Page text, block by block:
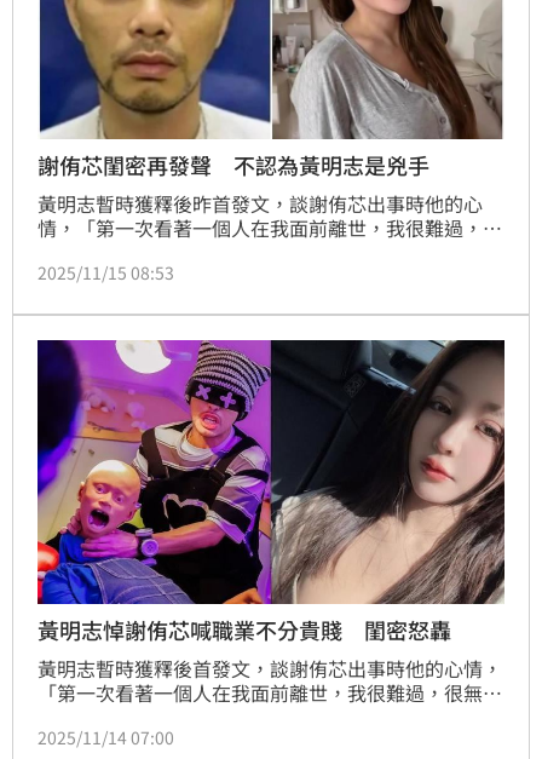
謝侑芯閨密再發聲 不認為黃明志是兇手
黃明志暫時獲釋後昨首發文，談謝侑芯出事時他的心
情，「第一次看著一個人在我面前離世，我很難過，很
天，這個畫面將永遠永遠留在我的腦海中，最後，希望
一句「職業是不分貴賤」惹怒謝侑芯閨蜜謝薇安開嗆愈
描愈黑。如今謝薇安深夜在IG限動二度發文。
2025/11/15 08:53
黃明志悼謝侑芯喊職業不分貴賤 閨密怒轟
黃明志暫時獲釋後首發文，談謝侑芯出事時他的心情，
「第一次看著一個人在我面前離世，我很難過，很無
這個畫面將永遠永遠留在我的腦海中，最後，希望大家
2025/11/14 07:00